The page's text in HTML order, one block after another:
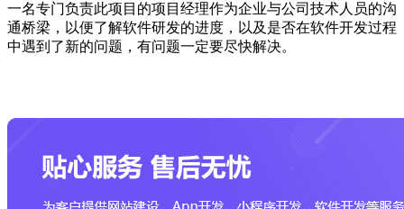
一名专门负责此项目的项目经理作为企业与公司技术人员的沟
通桥梁，以便了解软件研发的进度，以及是否在软件开发过程
中遇到了新的问题，有问题一定要尽快解决。